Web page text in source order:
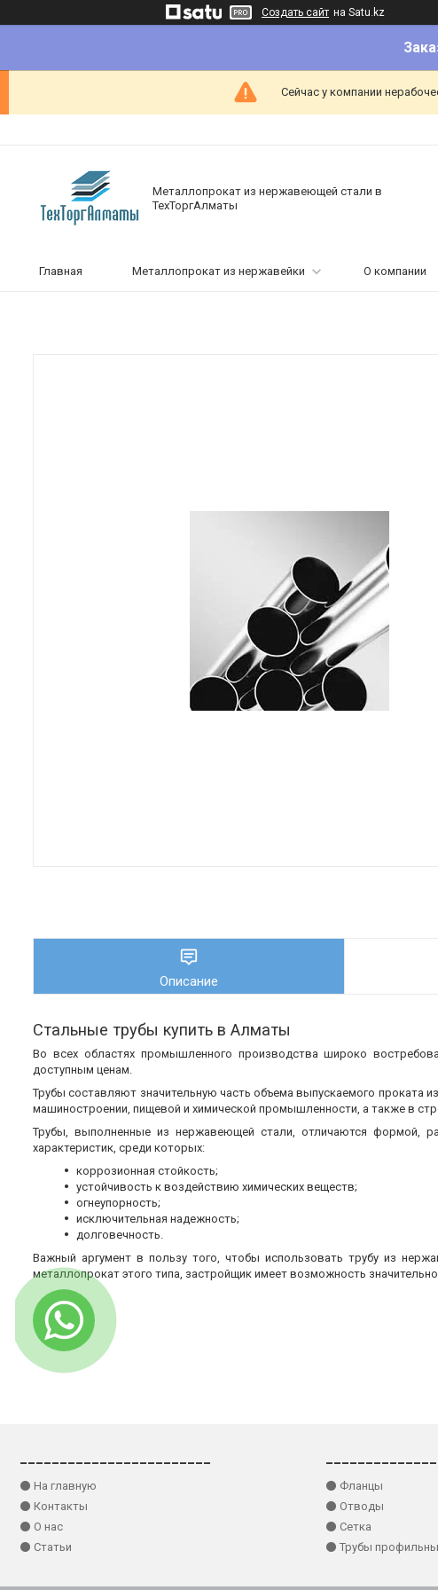
Создать сайт на Satu.kz
Сейчас у компании
Металлопрокат из нержавеющей стали в
ТехТоргАлматы
Главная Металлопрокат из нержавейки О компании
Описание
Стальные трубы купить в Алматы
Во всех областях промышленного производства широко
доступным ценам.
Трубы составляют значительную часть объема выпускаемого
машиностроении, пищевой и химической промышленности, а также в
Трубы, выполненные из нержавеющей стали, отличаются формой,
характеристик, среди которых:
коррозионная стойкость;
устойчивость к воздействию химических веществ;
огнеупорность;
исключительная надежность;
долговечность.
Важный аргумент в пользу того, чтобы использовать трубу из
металлопрокат этого типа, застройщик имеет возможность
⚫ На главную
⚫ Контакты
⚫ О нас
⚫ Статьи
⚫ Фланцы
⚫ Отводы
⚫ Сетка
⚫ Трубы